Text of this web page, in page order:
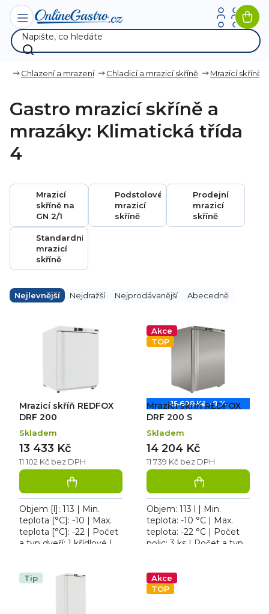
Přejít
obsah
Chlazení a mrazení Chladicí a mrazicí skříně Mrazicí skříně
Gastro mrazicí skříně a
mrazáky: Klimatická třída
4
Mrazicí
skříně na
GN 2/1
Podstolové
mrazicí
skříně
Prodejní
mrazicí
skříně
Standardní
mrazicí
skříně
a
z
Nejlevnější Nejdražší Nejprodávanější Abecedně
Mrazicí skříň REDFOX
DRF 200
Skladem
11 102 Kč bez DPH
13 433 Kč
Objem [l]: 113 | Min.
teplota [°C]: -10 | Max.
teplota [°C]: -22 | Počet
a typ dveří: 1 křídlové |
200, osvětlení...
Akce
TOP
15 609 Kč –9 %
Mrazicí skříň REDFOX
DRF 200 S
Skladem
11 739 Kč bez DPH
14 204 Kč
Objem: 113 l | Min.
teplota: -10 °C | Max.
teplota: -22 °C | Počet
polic: 3 ks | Počet a typ
S, roční...
Tip
Akce
TOP